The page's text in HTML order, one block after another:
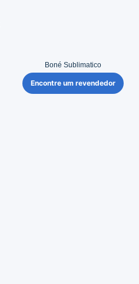
Boné Sublimatico
Encontre um revendedor